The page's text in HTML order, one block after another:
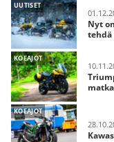
UUTISET
Nyt
tehdä
KOEAJOT
KOEAJOT